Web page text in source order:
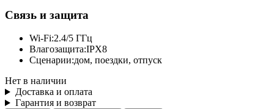
Связь и защита
Wi-Fi:2.4/5 ГГц
Влагозащита:IPX8
Сценарии:дом, поездки, отпуск
Нет в наличии
Доставка и оплата
Гарантия и возврат